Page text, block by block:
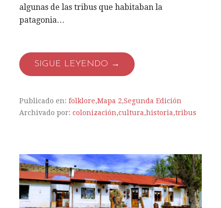
algunas de las tribus que habitaban la
patagonia…
SIGUE LEYENDO →
Publicado en: folklore,Mapa 2,Segunda Edición
Archivado por: colonización,cultura,historia,tribus